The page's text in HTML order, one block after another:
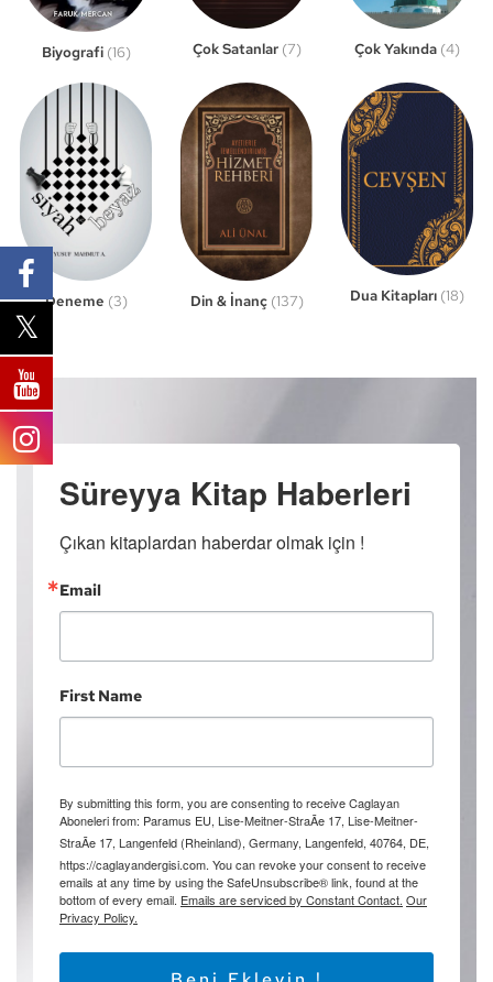
Biyografi (16) Çok Satanlar (7) Çok Yakında (4)
Deneme (3) Din & İnanç (137) Dua Kitapları (18)
Süreyya Kitap Haberleri
Çıkan kitaplardan haberdar olmak için !
Email
First Name
By submitting this form, you are consenting to receive Caglayan
Aboneleri from: Paramus EU, Lise-Meitner-StraÃe 17, Lise-Meitner-
StraÃe 17, Langenfeld (Rheinland), Germany, Langenfeld, 40764, DE,
https://caglayandergisi.com. You can revoke your consent to receive
emails at any time by using the SafeUnsubscribe® link, found at the
bottom of every email. Emails are serviced by Constant Contact. Our
Privacy Policy.